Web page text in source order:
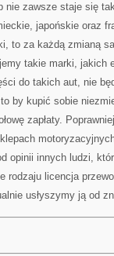
nie zawsze staje się
japońskie oraz
to za każdą zmianą
takie marki, jakich
do takich aut, nie
by kupić sobie
zapłaty.
opinii innych ludzi,
rodzaju licencja
usłyszymy ją od